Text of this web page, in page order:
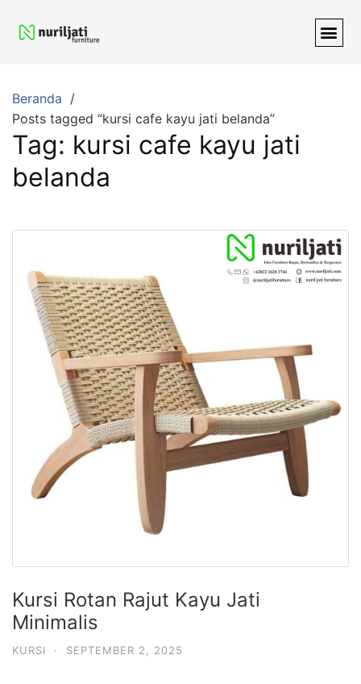
Beranda
Posts tagged “kursi cafe kayu jati belanda”
Tag: kursi cafe kayu jati
belanda
Kursi Rotan Rajut Kayu Jati
Minimalis
KURSI · SEPTEMBER 2, 2025